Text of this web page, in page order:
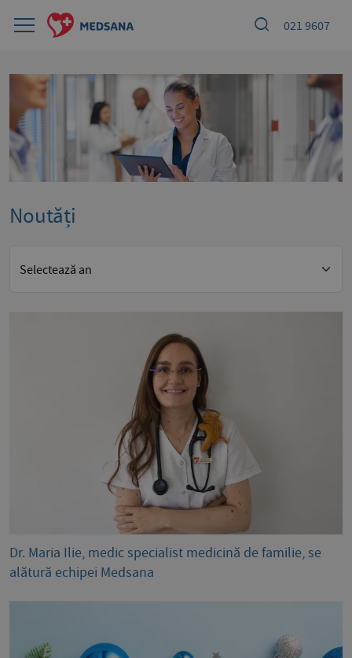
021 9607
Noutăți
Dr. Maria Ilie, medic specialist medicină de familie, se
alătură echipei Medsana